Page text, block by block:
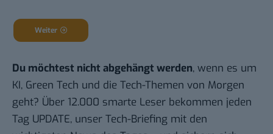
Weiter
Du möchtest nicht abgehängt werden, wenn es um
KI, Green Tech und die Tech-Themen von Morgen
geht? Über 12.000 smarte Leser bekommen jeden
Tag UPDATE, unser Tech-Briefing mit den